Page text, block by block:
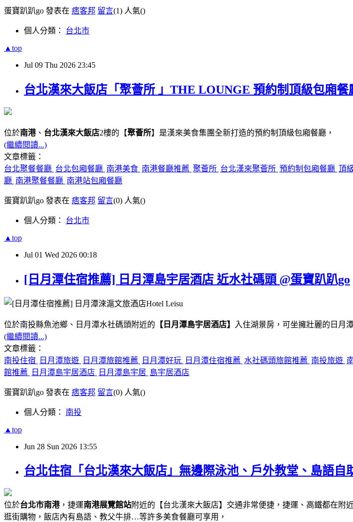
蛋寶趴趴go 發表在 痞客邦 留言(1) 人氣()
個人分類： 台北市
▲top
Jul 09 Thu 2026 23:45
台北漢來大飯店「聚薈所 」THE LOUNGE 預約制頂級包廂餐
位於南港、 台北漢來大飯店2樓的【聚薈所】是漢來美食集團全新打造的預約制頂級包廂餐廳，
(繼續閱讀...)
文章標籤：
台北聚餐餐廳 台北包廂餐廳 南港美食 南港餐廳推薦 聚薈所 台北漢來聚薈所 預約制包廂餐廳 頂
廳 南港聚餐餐廳 南港站包廂餐廳
蛋寶趴趴go 發表在 痞客邦 留言(0) 人氣()
個人分類： 台北市
▲top
Jul 01 Wed 2026 00:18
[日月潭住宿推薦] 日月潭島宇居酒店 近水社碼頭 @蛋寶趴趴go
位於南投縣魚池鄉、日月潭水社碼頭附近的 【日月潭島宇居酒店】
入住湖景房，可坐擁壯麗的日月
(繼續閱讀...)
文章標籤：
南投住宿
日月潭旅遊 日月潭旅館推薦 日月潭好玩 日月潭住宿推薦 水社碼頭旅館推薦 南投旅遊
館推薦
日月潭島宇居酒店 日月潭島宇居 島宇居酒店
蛋寶趴趴go 發表在 痞客邦 留言(0) 人氣()
個人分類： 南投
▲top
Jun 28 Sun 2026 13:55
台北住宿「台北漢來大飯店」無邊際泳池、戶外教堂、島語
位於台北市南港，捷運南港展覽館站附近的【台北漢來大飯店】交通非常便捷，捷運、高鐵都在附
逛街購物，飯店內有島語、教父牛排…等許多美食餐廳可享用，